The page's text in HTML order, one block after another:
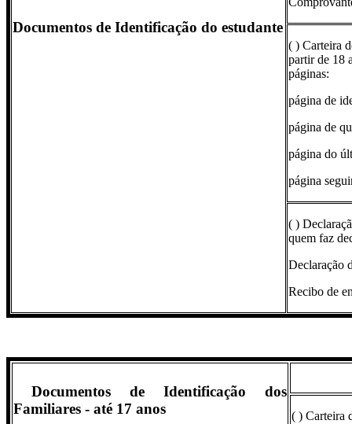
Documentos de Identificação do estudante
( ) Carteira
partir de 18
páginas:
página de
página de
página do
página
( )
quem faz
Declaração
Recibo de
Documentos de Identificação dos
Familiares - até 17 anos
( ) Carteira